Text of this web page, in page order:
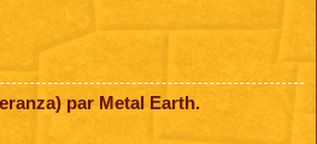
par Metal Earth.